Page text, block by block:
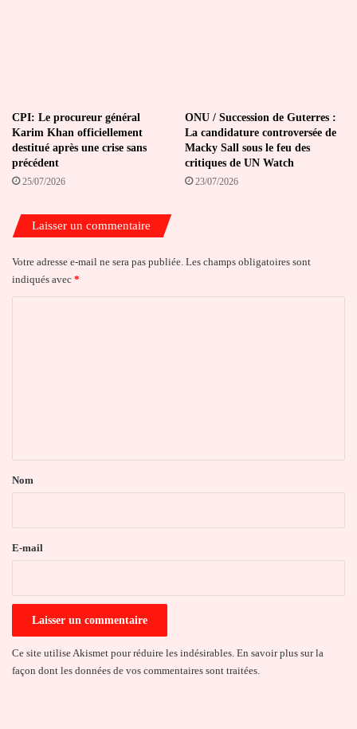
CPI: Le procureur général
Karim Khan officiellement
destitué après une crise sans
précédent
25/07/2026
ONU / Succession de Guterres :
La candidature controversée de
Macky Sall sous le feu des
critiques de UN Watch
23/07/2026
Laisser un commentaire
Votre adresse e-mail ne sera pas publiée. Les champs obligatoires sont
indiqués avec *
a
e
Nom
E-mail
Ce site utilise Akismet pour réduire les indésirables. En savoir plus sur la
façon dont les données de vos commentaires sont traitées